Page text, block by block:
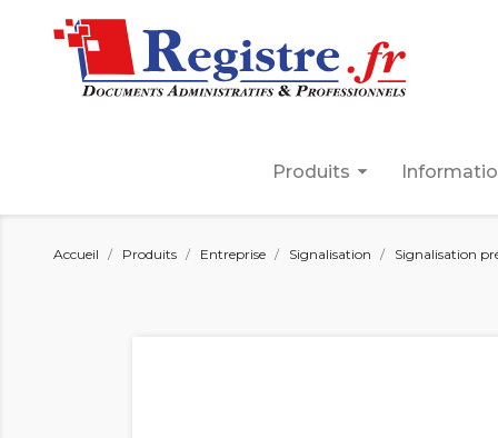
arrow_drop_down
Produits
Accueil Produits Entreprise Signalisation Signalisation